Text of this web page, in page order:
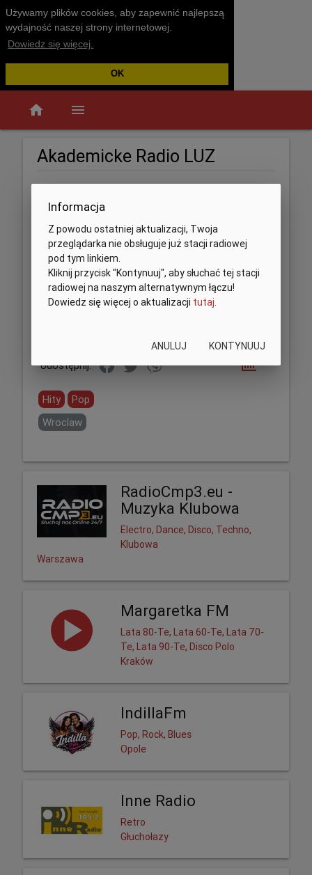
Używamy plików cookies, aby zapewnić najlepszą
wydajność naszej strony internetowej.
Dowiedz się więcej.
OK
home menu
Akademicke Radio LUZ
Udostępnij:
Informacja
Z powodu ostatniej aktualizacji, Twoja
przeglądarka nie obsługuje już stacji radiowej
pod tym linkiem.
Kliknij przycisk "Kontynuuj", aby słuchać tej stacji
radiowej na naszym alternatywnym łączu!
Dowiedz się więcej o aktualizacji tutaj.
ANULUJ KONTYNUUJ
Hity
Pop
Wroclaw
RadioCmp3.eu -
Muzyka Klubowa
Electro, Dance, Disco, Techno,
Klubowa
Warszawa
Margaretka FM
Lata 80-Te, Lata 60-Te, Lata 70-
Te, Lata 90-Te, Disco Polo
Kraków
IndillaFm
Pop, Rock, Blues
Opole
Inne Radio
Retro
Głuchołazy